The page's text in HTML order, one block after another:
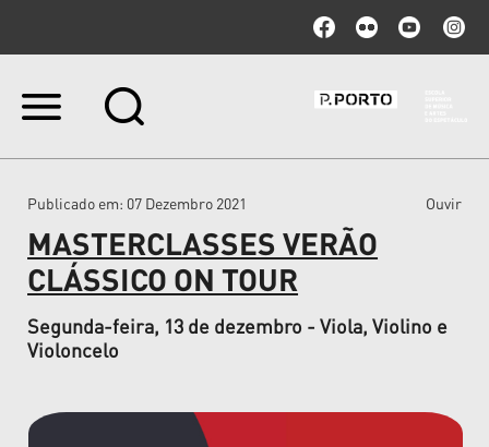
Ir
Ir
navegação
Publicado em: 07 Dezembro 2021 Ouvir
MASTERCLASSES VERÃO
CLÁSSICO ON TOUR
Segunda-feira, 13 de dezembro - Viola, Violino e
Violoncelo